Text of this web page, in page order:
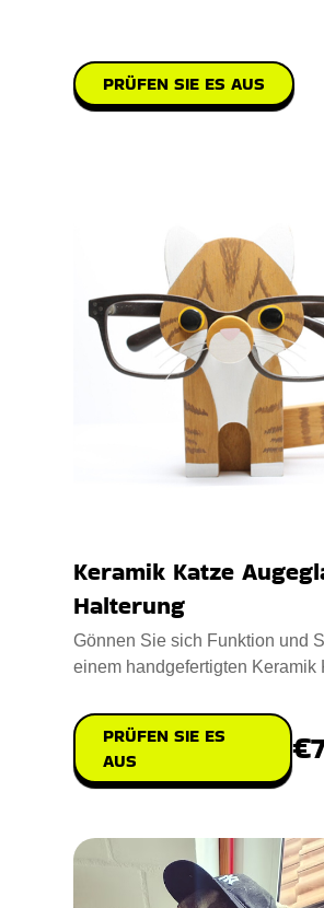
PRÜFEN SIE ES AUS
Keramik Katze
Halterung
Gönnen Sie sich Funktion und
einem handgefertigten Keramik
PRÜFEN SIE ES
AUS